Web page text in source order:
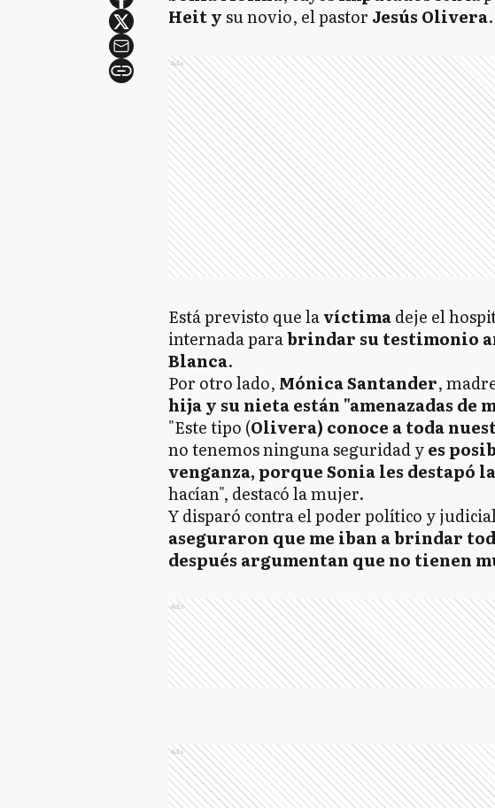
Heit ysu novio, el pastor Jesús Olivera.
Ads
Está previsto que lavíctimadeje el
internada parabrindar su testimonio
Blanca.
Por otro lado, Mónica Santander,
hija y su nieta están "amenazadas de
"Este tipo (Olivera) conoce a toda
no tenemos ninguna seguridad yes
venganza, porque Sonia les destapó
hacían", destacó la mujer.
Y disparó contra el poder político y
aseguraron que me iban a brindar
después argumentan que no tienen
Ads
Ads